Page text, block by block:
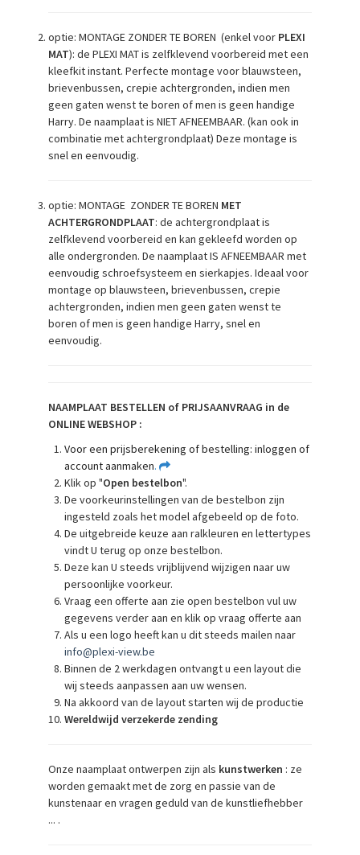
optie: MONTAGE ZONDER TE BOREN (enkel voor PLEXI
MAT): de PLEXI MAT is zelfklevend voorbereid met een
kleefkit instant. Perfecte montage voor blauwsteen,
brievenbussen, crepie achtergronden, indien men
geen gaten wenst te boren of men is geen handige
Harry. De naamplaat is NIET AFNEEMBAAR. (kan ook in
combinatie met achtergrondplaat) Deze montage is
snel en eenvoudig.
optie: MONTAGE ZONDER TE BOREN MET
ACHTERGRONDPLAAT: de achtergrondplaat is
zelfklevend voorbereid en kan gekleefd worden op
alle ondergronden. De naamplaat IS AFNEEMBAAR met
eenvoudig schroefsysteem en sierkapjes. Ideaal voor
montage op blauwsteen, brievenbussen, crepie
achtergronden, indien men geen gaten wenst te
boren of men is geen handige Harry, snel en
eenvoudig.
NAAMPLAAT BESTELLEN of PRIJSAANVRAAG in de
ONLINE WEBSHOP :
Voor een prijsberekening of bestelling: inloggen of
account aanmaken.
Klik op "Open bestelbon".
De voorkeurinstellingen van de bestelbon zijn
ingesteld zoals het model afgebeeld op de foto.
De uitgebreide keuze aan ralkleuren en lettertypes
vindt U terug op onze bestelbon.
Deze kan U steeds vrijblijvend wijzigen naar uw
persoonlijke voorkeur.
Vraag een offerte aan zie open bestelbon vul uw
gegevens verder aan en klik op vraag offerte aan
Als u een logo heeft kan u dit steeds mailen naar
info@plexi-view.be
Binnen de 2 werkdagen ontvangt u een layout die
wij steeds aanpassen aan uw wensen.
Na akkoord van de layout starten wij de productie
Wereldwijd verzekerde zending
Onze naamplaat ontwerpen zijn als kunstwerken : ze
worden gemaakt met de zorg en passie van de
kunstenaar en vragen geduld van de kunstliefhebber
... .